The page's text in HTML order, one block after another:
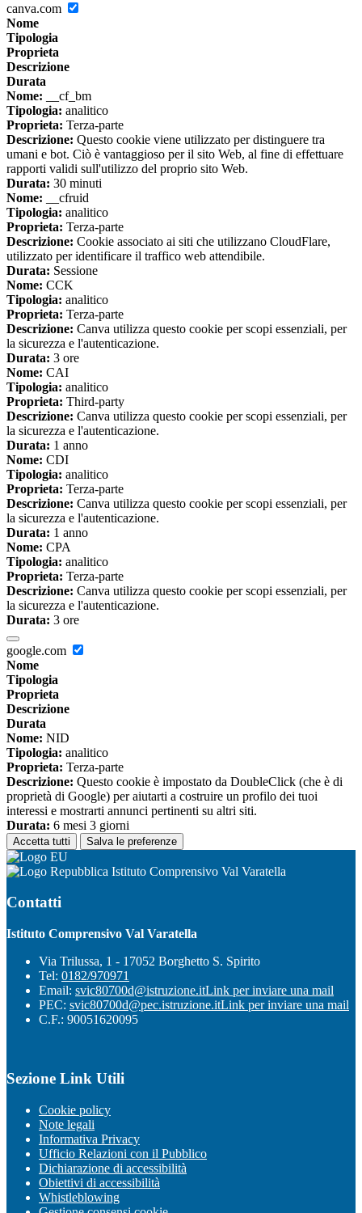
canva.com
Nome
Tipologia
Proprieta
Descrizione
Durata
Nome: __cf_bm
Tipologia: analitico
Proprieta: Terza-parte
Descrizione: Questo cookie viene utilizzato per distinguere tra
umani e bot. Ciò è vantaggioso per il sito Web, al fine di effettuare
rapporti validi sull'utilizzo del proprio sito Web.
Durata: 30 minuti
Nome: __cfruid
Tipologia: analitico
Proprieta: Terza-parte
Descrizione: Cookie associato ai siti che utilizzano CloudFlare,
utilizzato per identificare il traffico web attendibile.
Durata: Sessione
Nome: CCK
Tipologia: analitico
Proprieta: Terza-parte
Descrizione: Canva utilizza questo cookie per scopi essenziali, per
la sicurezza e l'autenticazione.
Durata: 3 ore
Nome: CAI
Tipologia: analitico
Proprieta: Third-party
Descrizione: Canva utilizza questo cookie per scopi essenziali, per
la sicurezza e l'autenticazione.
Durata: 1 anno
Nome: CDI
Tipologia: analitico
Proprieta: Terza-parte
Descrizione: Canva utilizza questo cookie per scopi essenziali, per
la sicurezza e l'autenticazione.
Durata: 1 anno
Nome: CPA
Tipologia: analitico
Proprieta: Terza-parte
Descrizione: Canva utilizza questo cookie per scopi essenziali, per
la sicurezza e l'autenticazione.
Durata: 3 ore
google.com
Nome
Tipologia
Proprieta
Descrizione
Durata
Nome: NID
Tipologia: analitico
Proprieta: Terza-parte
Descrizione: Questo cookie è impostato da DoubleClick (che è di
proprietà di Google) per aiutarti a costruire un profilo dei tuoi
interessi e mostrarti annunci pertinenti su altri siti.
Durata: 6 mesi 3 giorni
Accetta tutti Salva le preferenze
Istituto Comprensivo Val Varatella
Contatti
Istituto Comprensivo Val Varatella
Via Trilussa, 1 - 17052 Borghetto S. Spirito
Tel: 0182/970971
Email: svic80700d@istruzione.itLink per inviare una mail
PEC: svic80700d@pec.istruzione.itLink per inviare una mail
C.F.: 90051620095
Sezione Link Utili
Cookie policy
Note legali
Informativa Privacy
Ufficio Relazioni con il Pubblico
Dichiarazione di accessibilità
Obiettivi di accessibilità
Whistleblowing